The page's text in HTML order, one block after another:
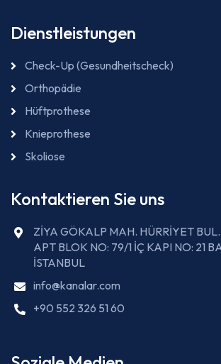
Dienstleistungen
Check-Up (Gesundheitscheck)
Orthopädie
Hüftprothese
Knieprothese
Skoliose
Kontaktieren Sie uns
ZİYA GÖKALP MAH. HÜRRİYET
APT BLOK NO: 79/1 İÇ KAPI NO: 21
İSTANBUL
info@kanalar.com
+90 552 326 51 60